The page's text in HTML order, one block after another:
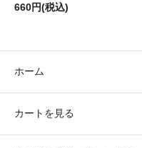
660円(税込)
ホーム
カートを見る